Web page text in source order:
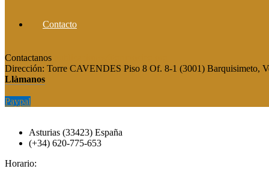
Contacto
Contactanos
Dirección: Torre CAVENDES Piso 8 Of. 8-1 (3001) Barquisimeto,
Llàmanos
Paypal
Asturias (33423) España
(+34) 620-775-653
Horario: